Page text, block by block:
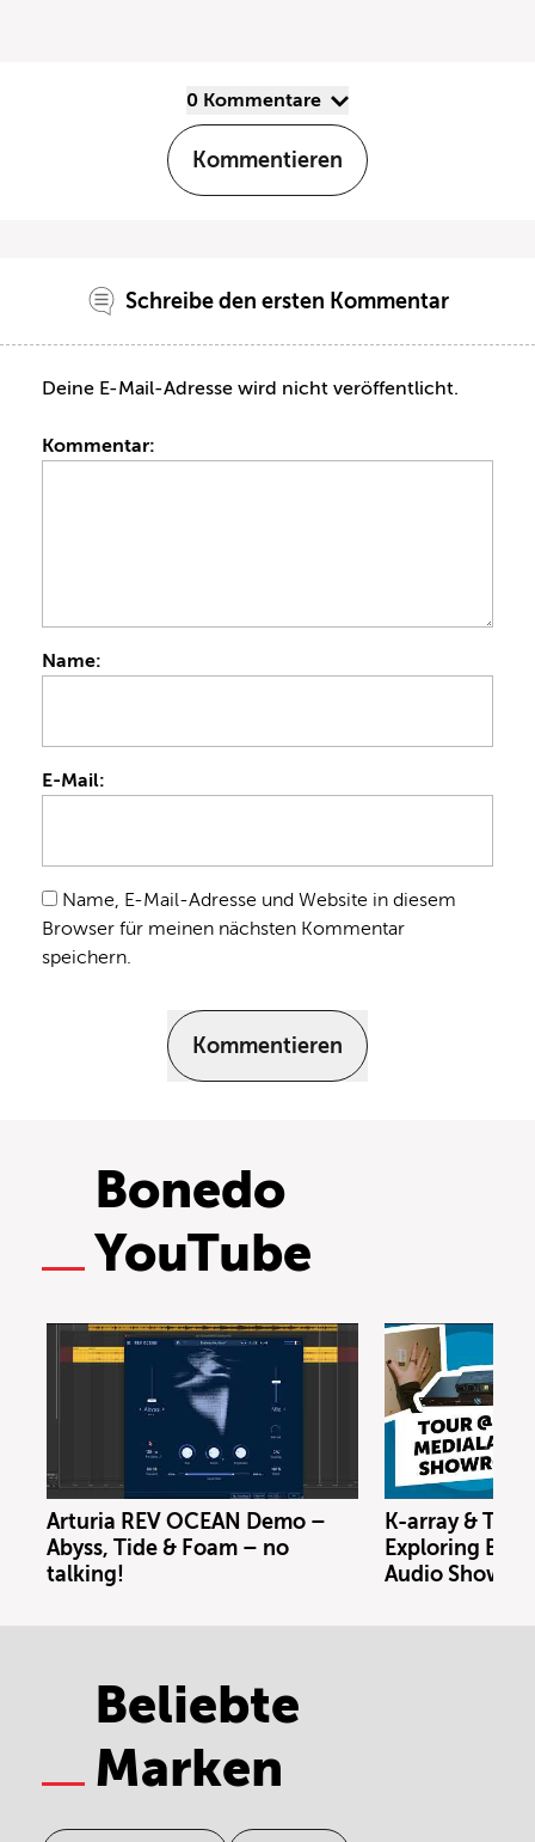
0 Kommentare
Kommentieren
Schreibe den ersten Kommentar
Deine E-Mail-Adresse wird nicht veröffentlicht.
Kommentar:
Name:
E-Mail:
Name, E-Mail-Adresse und Website in diesem
Browser für meinen nächsten Kommentar
speichern.
Kommentieren
Bonedo
YouTube
Arturia REV OCEAN Demo –
Abyss, Tide & Foam – no
talking!
K-array &
Exploring
Audio
Beliebte
Marken